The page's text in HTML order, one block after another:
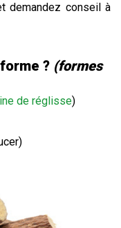
demandez conseil à
? (formes
de réglisse)